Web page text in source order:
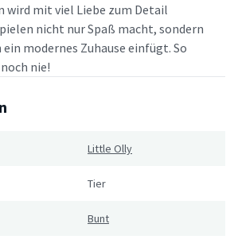
wird mit viel Liebe zum Detail
nicht nur Spaß macht, sondern
modernes Zuhause einfügt. So
nie!
Little Olly
Tier
Bunt